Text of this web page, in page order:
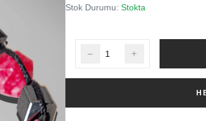
Stok Durumu: Stokta